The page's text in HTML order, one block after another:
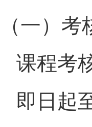
（一）考
课程考
即日起